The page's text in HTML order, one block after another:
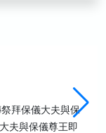
拜保儀大夫與保
夫與保儀尊王即